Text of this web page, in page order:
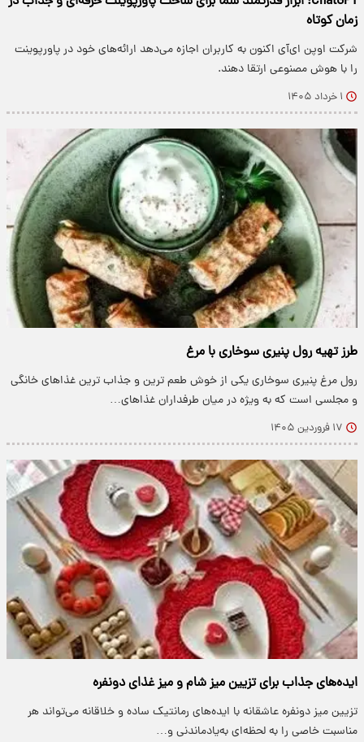
زمان کوتاه
شرکت اوپن‌ ای‌آی اکنون به کاربران اجازه می‌دهد ارائه‌های خود در پاورپوینت
را با هوش مصنوعی ارتقا دهند.
۱ خرداد ۱۴۰۵
طرز تهیه رول پنیری سوخاری با مرغ
رول مرغ پنیری سوخاری یکی از خوش طعم ترین و جذاب ترین غذاهای خانگی
و مجلسی است که به ویژه در میان طرفداران غذاهای…
۱۷ فروردین ۱۴۰۵
ایده‌های جذاب برای تزیین میز شام و میز غذای دونفره
تزیین میز دونفره عاشقانه با ایده‌های رمانتیک ساده و خلاقانه می‌تواند هر
مناسبت خاصی را به لحظه‌ای به‌یادماندنی و…